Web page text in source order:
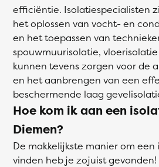
efficiëntie. Isolatiespecialisten
het oplossen van vocht- en
en het toepassen van
spouwmuurisolatie,
kunnen tevens zorgen voor de
en het aanbrengen van een
beschermende laag
Hoe kom ik aan een
Diemen?
De makkelijkste manier om
vinden heb je zojuist gevonden!